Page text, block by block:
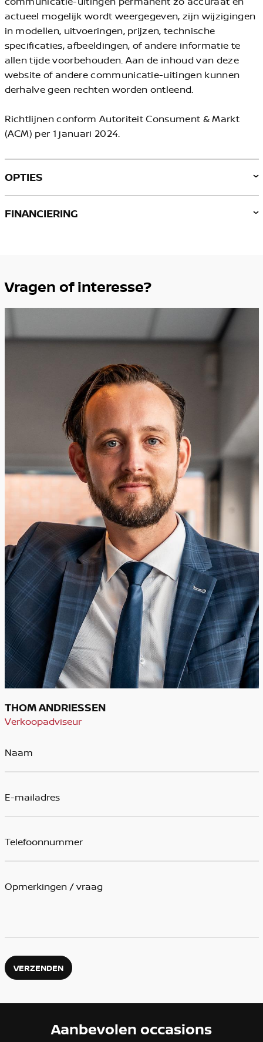
actueel mogelijk wordt weergegeven, zijn wijzigingen
in modellen, uitvoeringen, prijzen, technische
specificaties, afbeeldingen, of andere informatie te
allen tijde voorbehouden. Aan de inhoud van deze
website of andere communicatie-uitingen kunnen
derhalve geen rechten worden ontleend.
Richtlijnen conform Autoriteit Consument & Markt
(ACM) per 1 januari 2024.
OPTIES
FINANCIERING
Vragen of interesse?
THOM ANDRIESSEN
Verkoopadviseur
VERZENDEN
Aanbevolen occasions